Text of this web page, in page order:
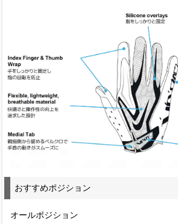
おすすめポジション
オールポジション